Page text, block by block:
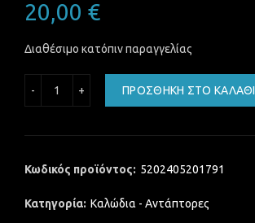
20,00 €
Διαθέσιμο κατόπιν παραγγελίας
ΠΡΟΣΘΉΚΗ ΣΤΟ ΚΑΛΆΘΙ
Κωδικός προϊόντος: 5202405201791
Κατηγορία: Καλώδια - Αντάπτορες